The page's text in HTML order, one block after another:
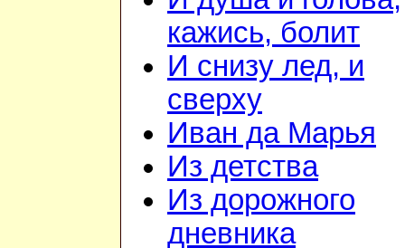
кажись, болит
И снизу лед, и
сверху
Иван да Марья
Из детства
Из дорожного
дневника